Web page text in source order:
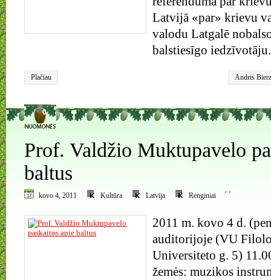
Latvijā «par» krievu
valodu Latgalē
balstiesīgo iedzīvotāju.
Plačiau
Andris
0
Prof. Valdžio Muktupavelo
baltus
kovo 4, 2011 Kultūra
,
Latvija
,
Renginiai
2011 m. kovo 4 d.
auditorijoje (VU
Universiteto g. 5)
žemės: muzikos